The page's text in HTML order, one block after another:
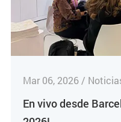
Mar 06, 2026 /
En vivo desde